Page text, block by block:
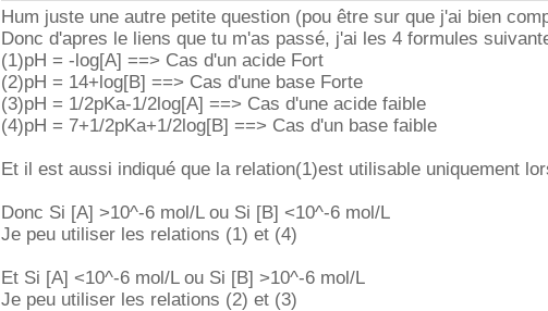
Hum juste une autre petite question (pou être sur que j'ai bien
Donc d'apres le liens que tu m'as passé, j'ai les 4 formules
(1)pH = -log[A] ==> Cas d'un acide Fort
(2)pH = 14+log[B] ==> Cas d'une base Forte
(3)pH = 1/2pKa-1/2log[A] ==> Cas d'une acide faible
(4)pH = 7+1/2pKa+1/2log[B] ==> Cas d'un base faible
Et il est aussi indiqué que la relation(1)est utilisable uniquement
Donc Si [A] >10^-6 mol/L ou Si [B] <10^-6 mol/L
Je peu utiliser les relations (1) et (4)
Et Si [A] <10^-6 mol/L ou Si [B] >10^-6 mol/L
Je peu utiliser les relations (2) et (3)